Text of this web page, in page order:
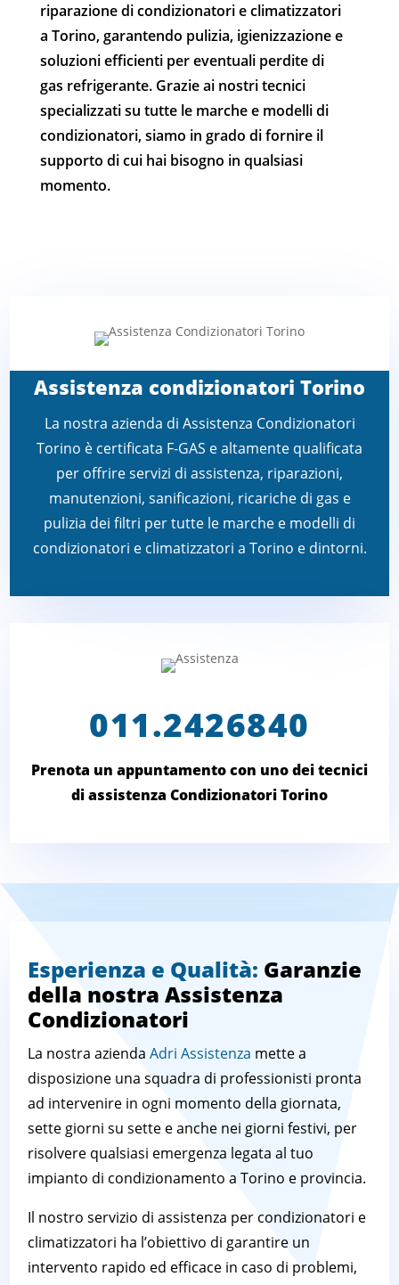
riparazione di condizionatori e climatizzatori
a Torino, garantendo pulizia, igienizzazione e
soluzioni efficienti per eventuali perdite di
gas refrigerante. Grazie ai nostri tecnici
specializzati su tutte le marche e modelli di
condizionatori, siamo in grado di fornire il
supporto di cui hai bisogno in qualsiasi
momento.
Assistenza condizionatori Torino
La nostra azienda di Assistenza Condizionatori
Torino è certificata F-GAS e altamente qualificata
per offrire servizi di assistenza, riparazioni,
manutenzioni, sanificazioni, ricariche di gas e
pulizia dei filtri per tutte le marche e modelli di
condizionatori e climatizzatori a Torino e dintorni.
011.2426840
Prenota un appuntamento con uno dei tecnici
di assistenza Condizionatori Torino
Esperienza e Qualità: Garanzie
della nostra Assistenza
Condizionatori
La nostra aziendaAdri Assistenza mette a
disposizione una squadra di professionisti pronta
ad intervenire in ogni momento della giornata,
sette giorni su sette e anche nei giorni festivi, per
risolvere qualsiasi emergenza legata al tuo
impianto di condizionamento a Torino e provincia.
Il nostro servizio di assistenza per condizionatori e
climatizzatori ha l’obiettivo di garantire un
intervento rapido ed efficace in caso di problemi,